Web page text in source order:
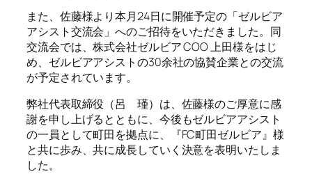
また、佐藤様より本月24日に開催予定の「ゼルビア
アシスト交流会」へのご招待をいただきました。同
交流会では、株式会社ゼルビア COO 上田様をはじ
め、ゼルビアアシストの30余社の協賛企業との交流
が予定されています。
弊社代表取締役（呂 瑾）は、佐藤様のご厚意に感
謝を申し上げるとともに、今後もゼルビアアシスト
の一員として町田を拠点に、『FC町田ゼルビア』様
と共に歩み、共に成長していく決意を表明いたしま
した。